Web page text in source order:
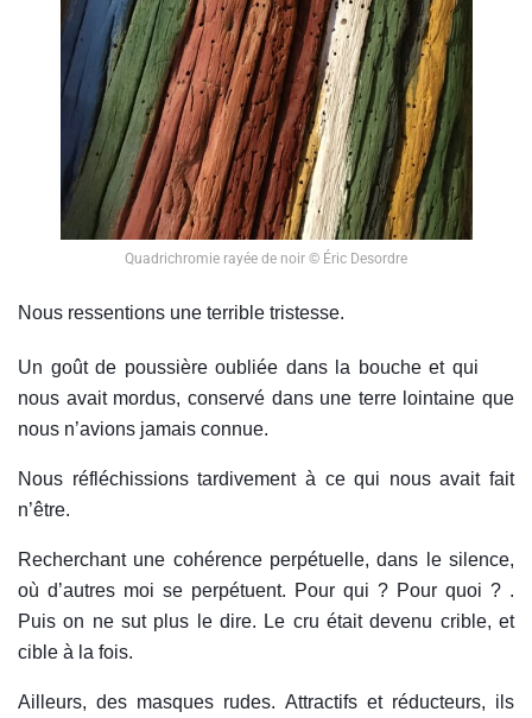
Quadrichromie rayée de noir © Éric Desordre
Nous ressentions une terrible tristesse.
Un goût de poussière oubliée dans la bouche et qui
nous avait mordus, conservé dans une terre lointaine que
nous n’avions jamais connue.
Nous réfléchissions tardivement à ce qui nous avait fait
n’être.
Recherchant une cohérence perpétuelle, dans le silence,
où d’autres moi se perpétuent. Pour qui ? Pour quoi ? .
Puis on ne sut plus le dire. Le cru était devenu crible, et
cible à la fois.
Ailleurs, des masques rudes. Attractifs et réducteurs, ils